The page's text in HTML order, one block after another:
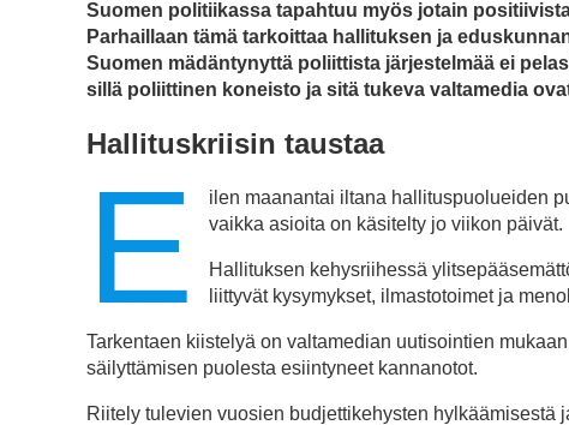
Suomen politiikassa tapahtuu myös jotain
Parhaillaan tämä tarkoittaa hallituksen ja
Suomen mädäntynyttä poliittista järjestelmää ei
sillä poliittinen koneisto ja sitä tukeva valtamedia
Hallituskriisin taustaa
E
ilen maanantai iltana hallituspuolueiden
vaikka asioita on käsitelty jo viikon päivät.
Hallituksen kehysriihessä
liittyvät kysymykset, ilmastotoimet ja
Tarkentaen kiistelyä on valtamedian uutisointien
säilyttämisen puolesta esiintyneet kannanotot.
Riitely tulevien vuosien budjettikehysten